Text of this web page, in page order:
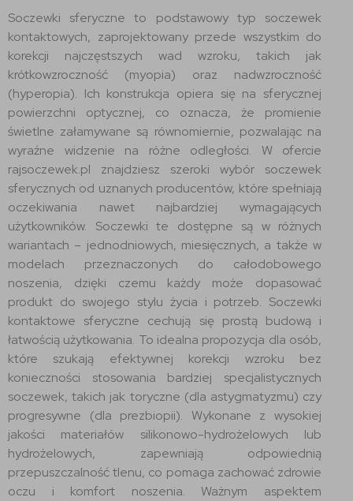
Soczewki sferyczne to podstawowy typ soczewek
kontaktowych, zaprojektowany przede wszystkim do
korekcji najczęstszych wad wzroku, takich jak
krótkowzroczność (myopia) oraz nadwzroczność
(hyperopia). Ich konstrukcja opiera się na sferycznej
powierzchni optycznej, co oznacza, że promienie
świetlne załamywane są równomiernie, pozwalając na
wyraźne widzenie na różne odległości. W ofercie
rajsoczewek.pl znajdziesz szeroki wybór soczewek
sferycznych od uznanych producentów, które spełniają
oczekiwania nawet najbardziej wymagających
użytkowników. Soczewki te dostępne są w różnych
wariantach – jednodniowych, miesięcznych, a także w
modelach przeznaczonych do całodobowego
noszenia, dzięki czemu każdy może dopasować
produkt do swojego stylu życia i potrzeb. Soczewki
kontaktowe sferyczne cechują się prostą budową i
łatwością użytkowania. To idealna propozycja dla osób,
które szukają efektywnej korekcji wzroku bez
konieczności stosowania bardziej specjalistycznych
soczewek, takich jak toryczne (dla astygmatyzmu) czy
progresywne (dla prezbiopii). Wykonane z wysokiej
jakości materiałów silikonowo-hydrożelowych lub
hydrożelowych, zapewniają odpowiednią
przepuszczalność tlenu, co pomaga zachować zdrowie
oczu i komfort noszenia. Ważnym aspektem